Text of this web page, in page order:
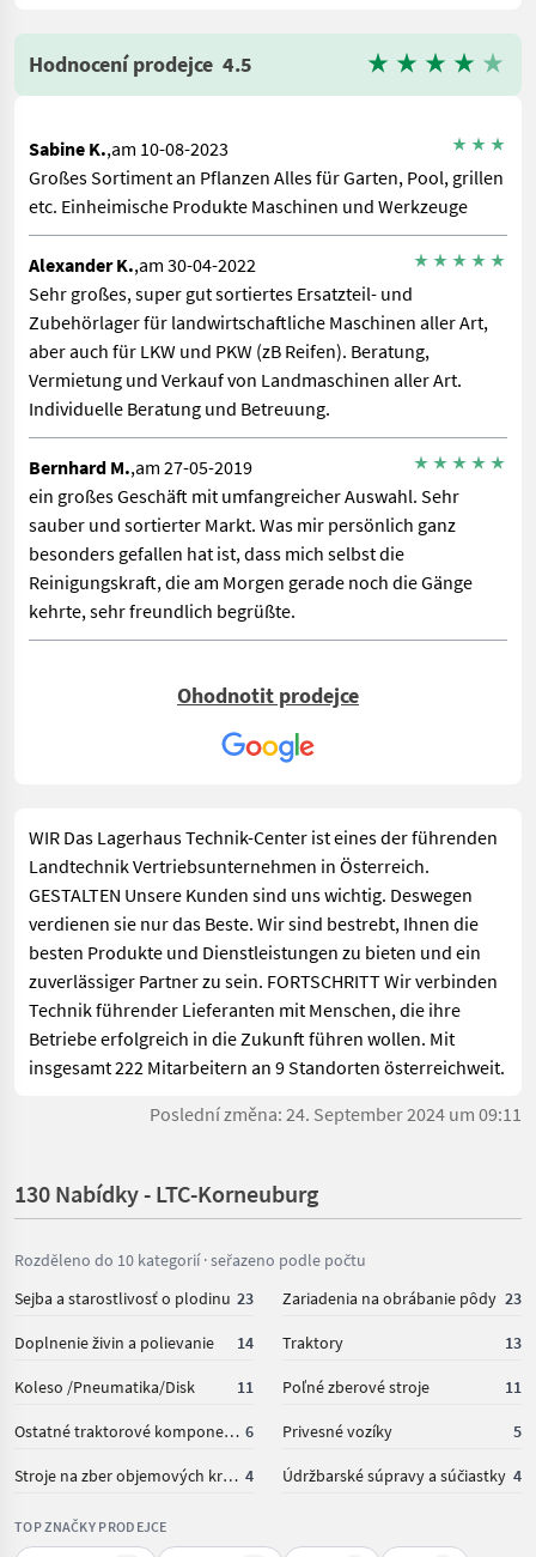
Hodnocení prodejce 4.5
Sabine K.,am 10-08-2023
Großes Sortiment an Pflanzen Alles für Garten, Pool, grillen
etc. Einheimische Produkte Maschinen und Werkzeuge
Alexander K.,am 30-04-2022
Sehr großes, super gut sortiertes Ersatzteil- und
Zubehörlager für landwirtschaftliche Maschinen aller Art,
aber auch für LKW und PKW (zB Reifen). Beratung,
Vermietung und Verkauf von Landmaschinen aller Art.
Individuelle Beratung und Betreuung.
Bernhard M.,am 27-05-2019
ein großes Geschäft mit umfangreicher Auswahl. Sehr
sauber und sortierter Markt. Was mir persönlich ganz
besonders gefallen hat ist, dass mich selbst die
Reinigungskraft, die am Morgen gerade noch die Gänge
kehrte, sehr freundlich begrüßte.
Ohodnotit prodejce
WIR Das Lagerhaus Technik-Center ist eines der führenden
Landtechnik Vertriebsunternehmen in Österreich.
GESTALTEN Unsere Kunden sind uns wichtig. Deswegen
verdienen sie nur das Beste. Wir sind bestrebt, Ihnen die
besten Produkte und Dienstleistungen zu bieten und ein
zuverlässiger Partner zu sein. FORTSCHRITT Wir verbinden
Technik führender Lieferanten mit Menschen, die ihre
Betriebe erfolgreich in die Zukunft führen wollen. Mit
insgesamt 222 Mitarbeitern an 9 Standorten österreichweit.
Poslední změna: 24. September 2024 um 09:11
130 Nabídky - LTC-Korneuburg
Rozděleno do 10 kategorií · seřazeno podle počtu
Sejba a starostlivosť o plodinu 23 Zariadenia na obrábanie pôdy 23
Doplnenie živin a polievanie 14 Traktory 13
Koleso /Pneumatika/Disk 11 Poľné zberové stroje 11
Ostatné traktorové komponenty 6 Privesné vozíky 5
Stroje na zber objemových krmív 4 Údržbarské súpravy a súčiastky 4
TOP ZNAČKY PRODEJCE